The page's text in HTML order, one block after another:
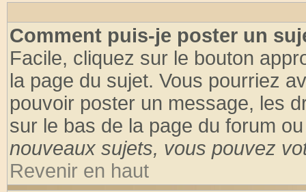
Comment puis-je poster un
Facile, cliquez sur le bouton
la page du sujet. Vous pourriez
pouvoir poster un message, les
sur le bas de la page du forum
nouveaux sujets, vous pouvez
Revenir en haut